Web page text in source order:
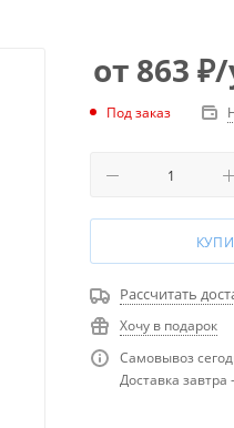
от 863 ₽/
Под заказ
Рассчитать
Хочу в подарок
Самовывоз
Доставка завтра